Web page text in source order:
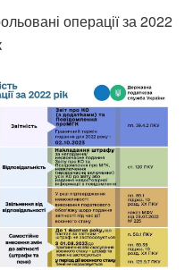
операції за 2022